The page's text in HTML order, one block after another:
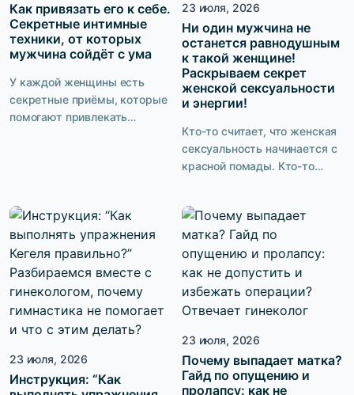
десятки решений:
вагинальные шарики и
лазерная указка или
высокотехнологичные
устройства с биологической
обратной связью и […]
Главное — понимать, кому
они действительно нужны и
как выполнять их […]
Как привязать его к себе.
Секретные интимные
техники, от которых
мужчина сойдёт с ума
У каждой женщины есть
секретные приёмы, которые
помогают привлекать
том, что кто-то «плох», а кто-
то «хорош» в сексе, дело в
несовпадении
темпераментов, сексуальных
привычек, даже размеров.
Есть ли что-то общее, что
может действительно
удивить мужчину в спальне,
23 июля, 2026
Ни один мужчина не
останется равнодушным
к такой женщине!
Раскрываем секрет
женской сексуальности
и энергии!
Кто-то считает, что женская
сексуальность начинается с
красной помады. Кто-то
шпильках. Но почему тогда
одни женщины притягивают
взгляды в обычных джинсах
и футболке, а другие,
несмотря на идеальный
образ, чувствуют себя
— это не только то, что видят
окружающие. Это ещё и то,
как […]
23 июля, 2026
Инструкция: “Как
23 июля, 2026
Почему выпадает матка?
Гайд по опущению и
пролапсу: как не